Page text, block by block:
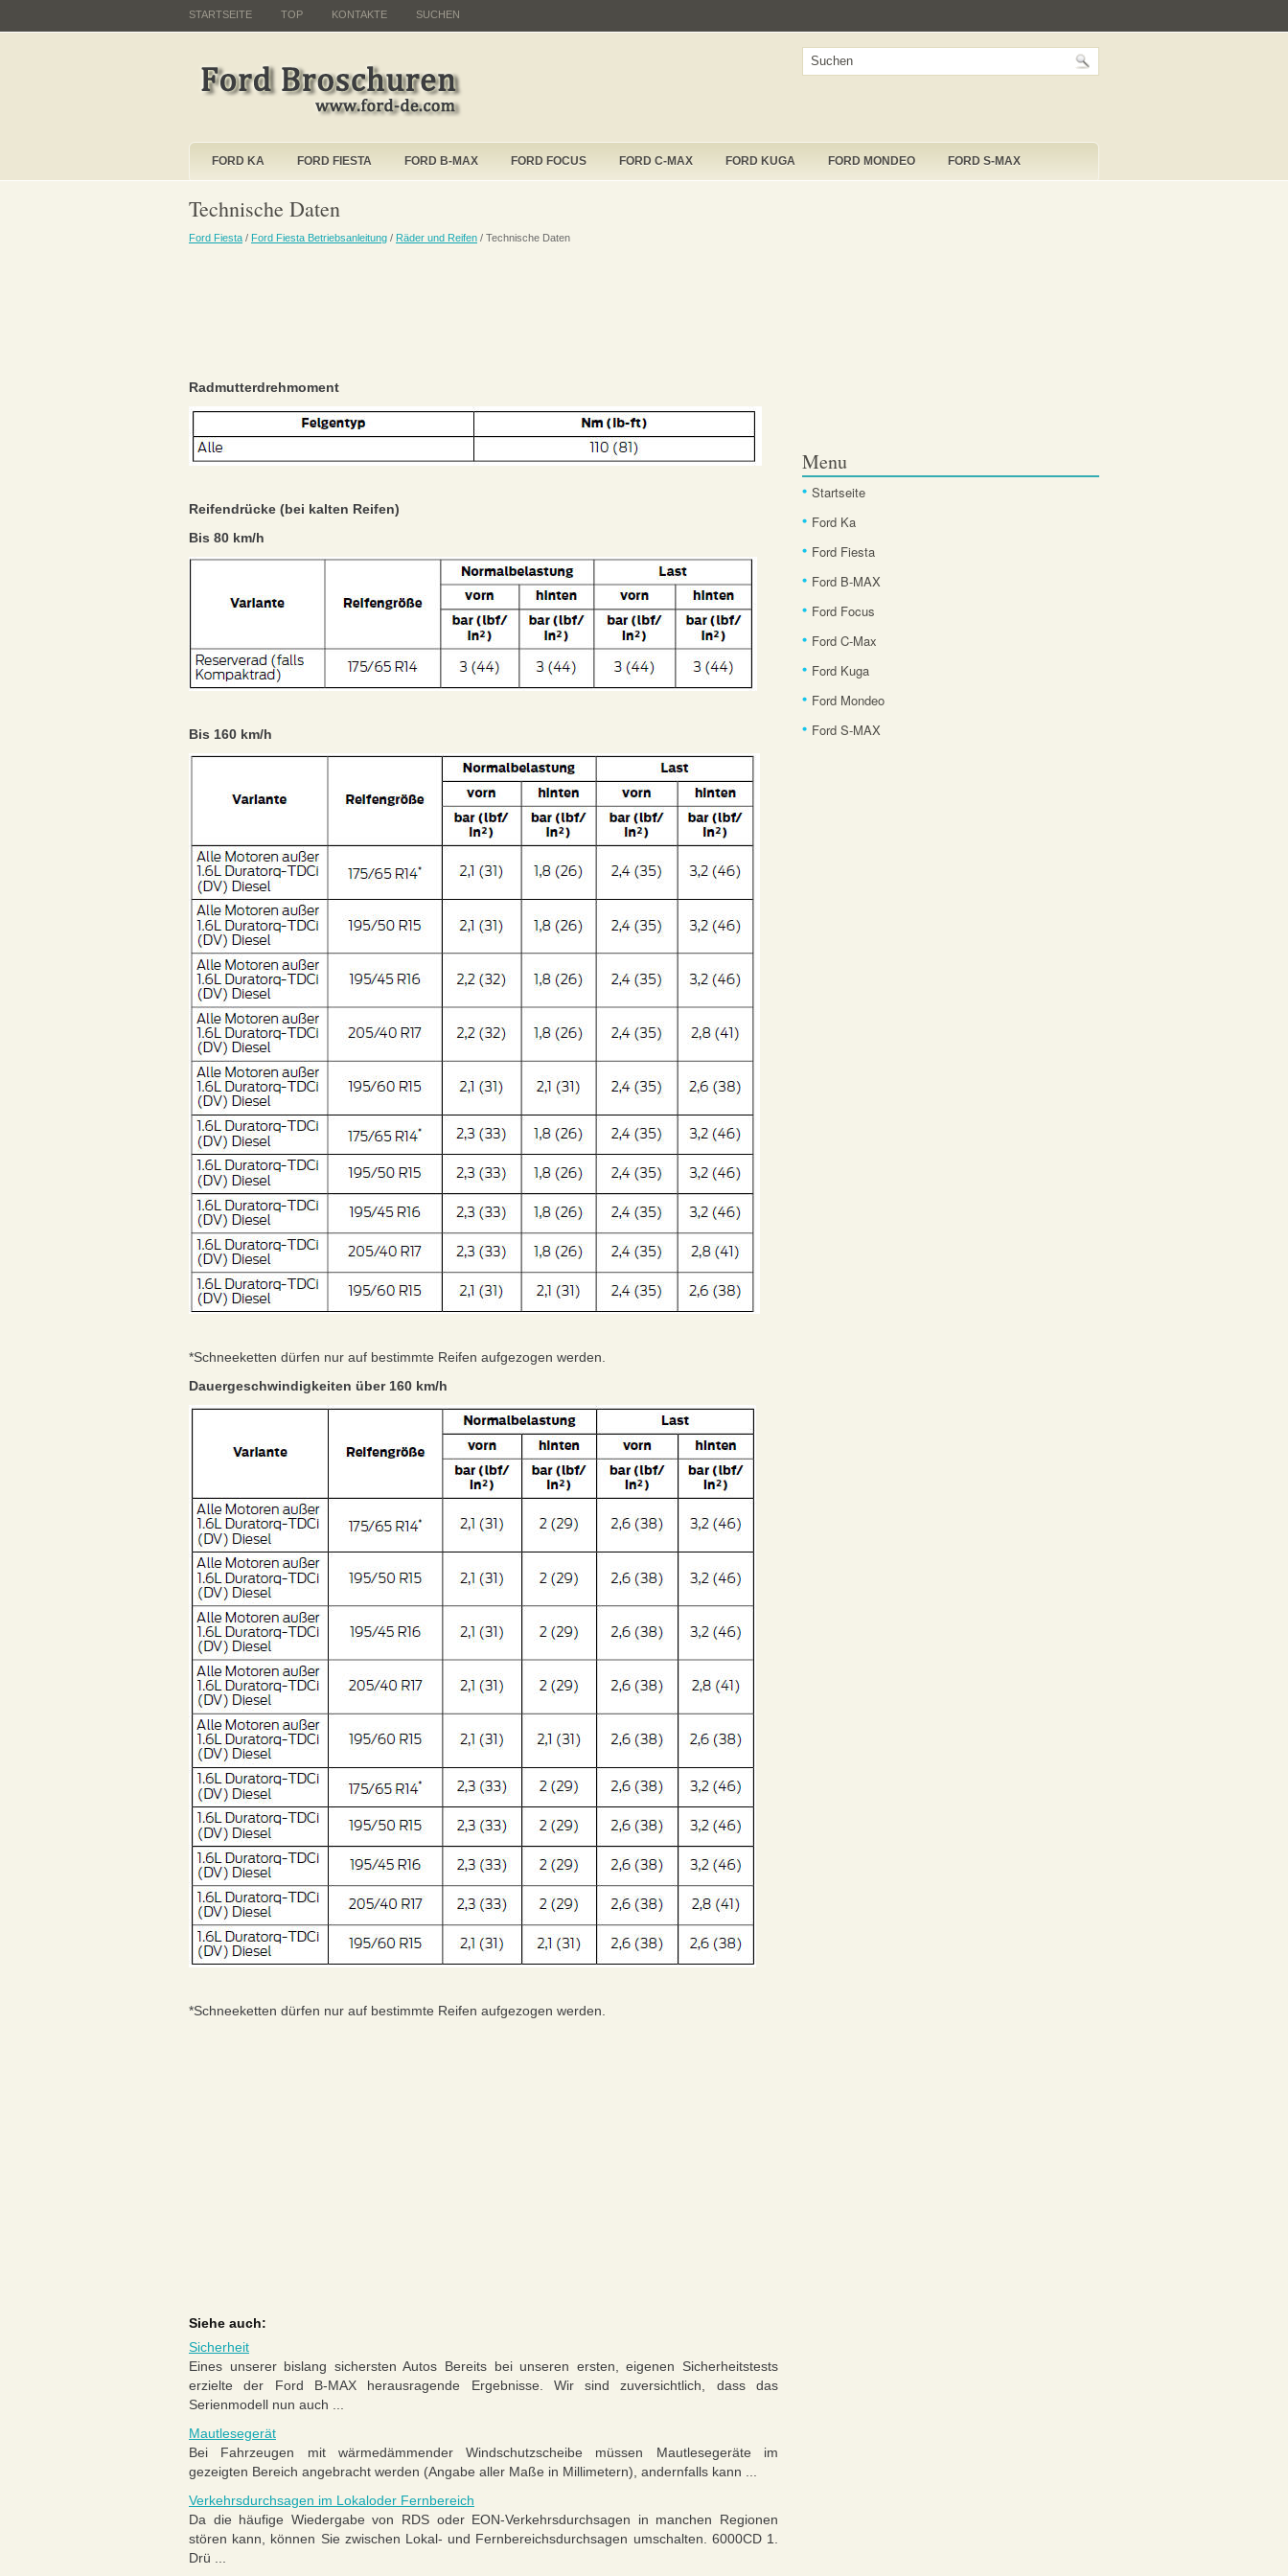
STARTSEITE TOP KONTAKTE SUCHEN
FORD KA FORD FIESTA FORD B-MAX FORD FOCUS FORD C-MAX FORD KUGA FORD MONDEO FORD S-MAX
Technische Daten
Ford Fiesta / Ford Fiesta Betriebsanleitung / Räder und Reifen / Technische Daten
Radmutterdrehmoment
Reifendrücke (bei kalten Reifen)
Bis 80 km/h
Bis 160 km/h
*Schneeketten dürfen nur auf bestimmte Reifen aufgezogen werden.
Dauergeschwindigkeiten über 160 km/h
*Schneeketten dürfen nur auf bestimmte Reifen aufgezogen werden.
Siehe auch:
Sicherheit
Eines unserer bislang sichersten Autos Bereits bei unseren ersten, eigenen Sicherheitstests
erzielte der Ford B-MAX herausragende Ergebnisse. Wir sind zuversichtlich, dass das
Serienmodell nun auch ...
Mautlesegerät
Bei Fahrzeugen mit wärmedämmender Windschutzscheibe müssen Mautlesegeräte im
gezeigten Bereich angebracht werden (Angabe aller Maße in Millimetern), andernfalls kann ...
Verkehrsdurchsagen im Lokaloder Fernbereich
Da die häufige Wiedergabe von RDS oder EON-Verkehrsdurchsagen in manchen Regionen
stören kann, können Sie zwischen Lokal- und Fernbereichsdurchsagen umschalten. 6000CD 1.
Drü ...
Menu
Startseite
Ford Ka
Ford Fiesta
Ford B-MAX
Ford Focus
Ford C-Max
Ford Kuga
Ford Mondeo
Ford S-MAX